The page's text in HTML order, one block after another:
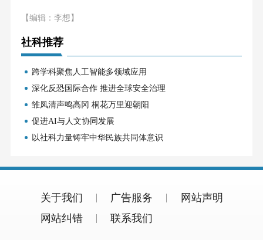
【编辑：李想】
社科推荐
跨学科聚焦人工智能多领域应用
深化反恐国际合作 推进全球安全治理
雏凤清声鸣高冈 桐花万里迎朝阳
促进AI与人文协同发展
以社科力量铸牢中华民族共同体意识
关于我们 广告服务
网站声明
网站纠错
联系我们